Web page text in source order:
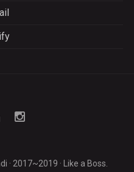
· 2017~2019 · Like a Boss.